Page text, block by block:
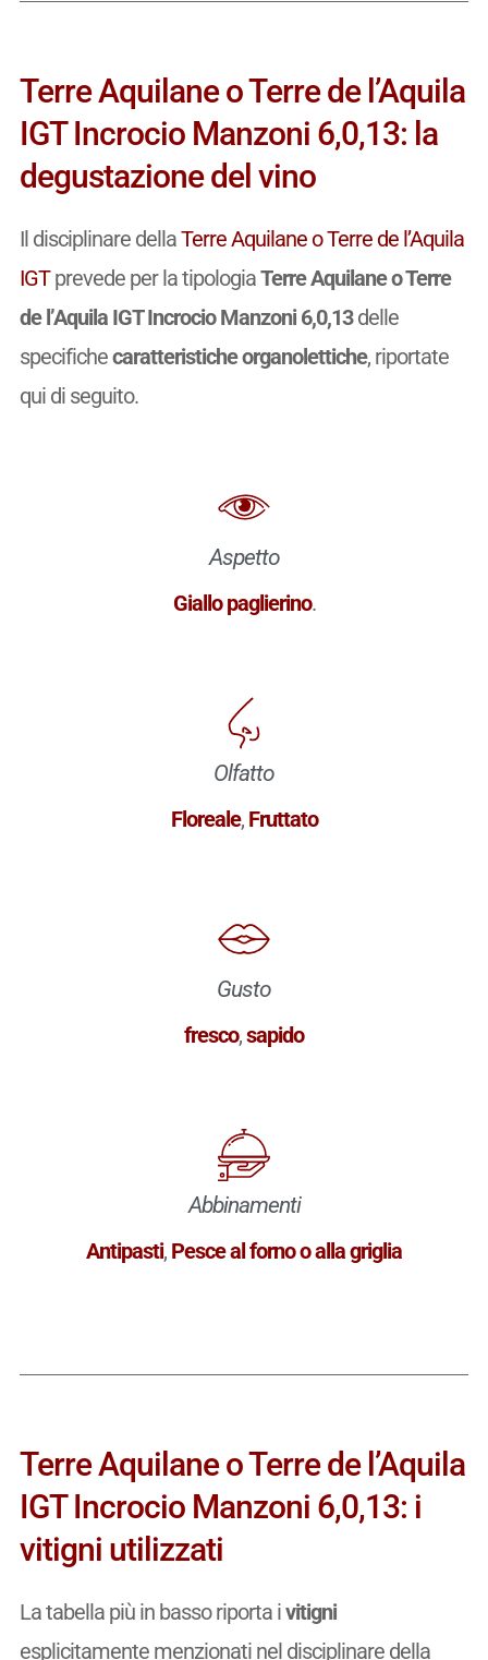
Terre Aquilane o Terre de l’Aquila
IGT Incrocio Manzoni 6,0,13: la
degustazione del vino
Il disciplinare dellaTerre Aquilane o Terre de l’Aquila
IGTprevede per la tipologiaTerre Aquilane o Terre
de l’Aquila IGT Incrocio Manzoni 6,0,13delle
specifichecaratteristiche organolettiche, riportate
qui di seguito.
Aspetto
Giallo paglierino.
Olfatto
Floreale, Fruttato
Gusto
fresco,sapido
Abbinamenti
Antipasti, Pesce al forno o alla griglia
Terre Aquilane o Terre de l’Aquila
IGT Incrocio Manzoni 6,0,13: i
vitigni utilizzati
La tabella più in basso riporta ivitigni
esplicitamente menzionati nel disciplinare della